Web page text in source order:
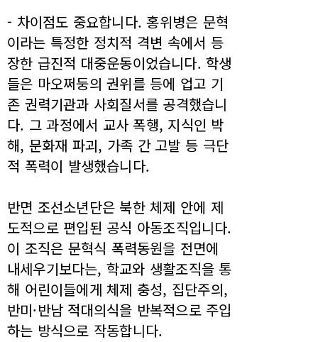
- 차이점도 중요합니다. 홍위병은 문혁
이라는 특정한 정치적 격변 속에서 등
장한 급진적 대중운동이었습니다. 학생
들은 마오쩌둥의 권위를 등에 업고 기
존 권력기관과 사회질서를 공격했습니
다. 그 과정에서 교사 폭행, 지식인 박
해, 문화재 파괴, 가족 간 고발 등 극단
적 폭력이 발생했습니다.
반면 조선소년단은 북한 체제 안에 제
도적으로 편입된 공식 아동조직입니다.
이 조직은 문혁식 폭력동원을 전면에
내세우기보다는, 학교와 생활조직을 통
해 어린이들에게 체제 충성, 집단주의,
반미·반남 적대의식을 반복적으로 주입
하는 방식으로 작동합니다.